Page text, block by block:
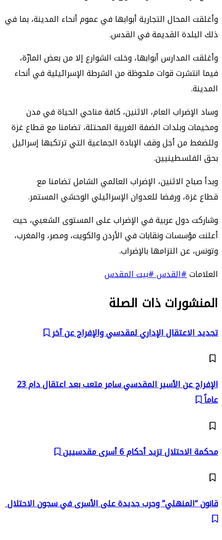
وأغلقت المحال التجارية أبوابها في عموم أنحاء المدينة، بما في
ذلك البلدة القديمة في القدس.
وأغلقت المدارس أبوابها، وخلت الشوارع إلا من بعض المارّة،
فيما انتشرت قوات ملحوظة من الشرطة الإسرائيلية في أنحاء
المدينة.
وساد الإضراب العام، الاثنين، كافة مناحي الحياة في مدن
ومخيمات وبلدات الضفة الغربية المحتلة، تضامنا مع قطاع غزة
وللضغط من أجل وقف الإبادة الجماعية التي ترتكبها إسرائيل
بحق الفلسطينيين.
وبدأ صباح الاثنين، الإضراب العالمي الشامل تضامنا مع
قطاع غزة، ورفضا للعدوان الإسرائيلي الوحشي المستمر.
وشاركت دول عربية في الإضراب على المستوى الشعبي، حيث
أعلنت مؤسسات ونقابات في الأردن والكويت، ومصر، والمغرب،
وتونس، عن التزامها بالإضراب.
العلامات#القدس#بيت المقدس
المنشورات ذات الصلة
تجديد الاعتقال الإداري لمقدسي والإفراج عن آخر
الإفراج عن الأسير المقدسي سامر متعب بعد اعتقال دام 23
عاماً
محكمة الاحتلال تزيد أحكام 6 أسرى مقدسيين
قانون “المنهلي” وحرب جديدة على الأسرى في سجون الاحتلال